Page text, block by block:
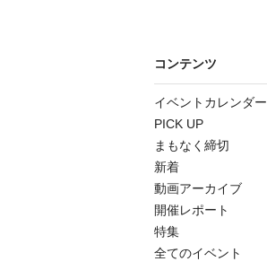
コンテンツ
イベントカレンダー
PICK UP
まもなく締切
新着
動画アーカイブ
開催レポート
特集
全てのイベント